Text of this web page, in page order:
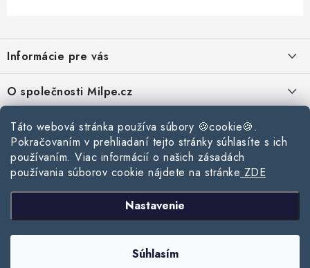
Táto webová stránka používa súbory 🍪cookie🍪.
Pokračovaním v prehliadaní tejto stránky súhlasíte s ich
používaním. Viac informácií o našich zásadách
používania súborov cookie nájdete na stránke ZDE
Nastavenie
Súhlasím
p
ä
t
Informácie pre vás
Zásady používania súborov cookie
Podmínky ochrany osobních údajů
Obchodní podmínky
O společnosti Milpe.cz
O spoločnosti Milpe
Kontakty
Kontaktné informácie
Stavebný blog
Ako vybrať správnu difúznu fóliu pre strechu?
Žalúzie do spálne: Ako vybrať ideálne tienenie pre pokojný spánok?
Ako vybrať strešné okno do zimy?
Prijímame online platby
Copyright 2026www.milpe.sk. Všetky práva vyhradené.Upraviť nastavenie
cookies